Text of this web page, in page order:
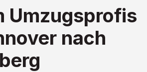
Umzugsprofis
nach